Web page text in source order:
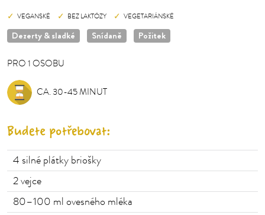
VEGANSKÉ BEZ LAKTÓZY VEGETARIÁNSKÉ
Dezerty & sladké Snídaně Požitek
PRO1OSOBU
OSOBU
CA. 30-45 MINUT
Budete potřebovat:
4 silné plátky briošky
2vejce
80–100 ml ovesného mléka